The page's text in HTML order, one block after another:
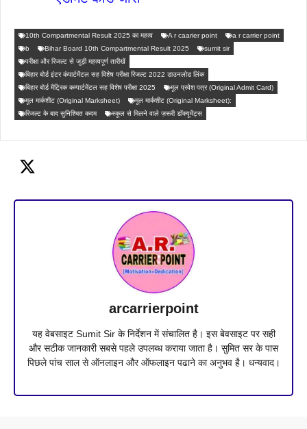
10th Compartmental Result 2025 का महत्व A r caarier point
a r carrier point
b
Bihar Board 10th Compartmental Result 2025
sumit sir
परीक्षा और रिजल्ट से जुड़ी महत्वपूर्ण तारीखें
बिहार बोर्ड इंटर कंपार्टमेंटल सह विशेष परीक्षा रिजल्ट 2022 डाउनलोड लिंक
बिहार बोर्ड मैट्रिक कम्पार्टमेंटल सह विशेष परीक्षा 2025
मूल प्रवेश पत्र (Original Admit Card)
मूल मार्कशीट (Original Marksheet)
मूल मार्कशीट (Original Marksheet):
रिजल्ट के बाद सुनिश्चित कदम
स्कूल से मिलने वाले ज़रूरी डॉक्यूमेंट्स
arcarrierpoint
यह वेबसाइट Sumit Sir के निर्देशन में संचालित है। इस बेवसाइट पर सही
और सटीक जानकारी सबसे पहले उपलब्ध कराया जाता है। सुमित सर के पास
पिछले पांच साल से ऑनलाइन और ऑफलाइन पढाने का अनुभव है। धन्यवाद।